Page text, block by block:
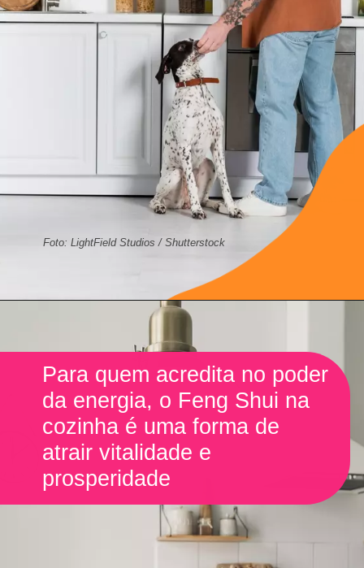
Foto: LightField Studios / Shutterstock
Para quem acredita no poder
da energia, o Feng Shui na
cozinha é uma forma de
atrair vitalidade e
prosperidade